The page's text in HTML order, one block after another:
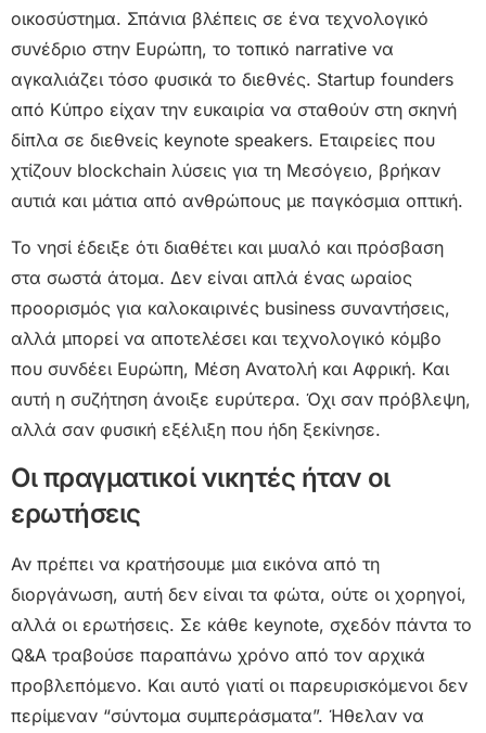
οικοσύστημα. Σπάνια βλέπεις σε ένα τεχνολογικό
συνέδριο στην Ευρώπη, το τοπικό narrative να
αγκαλιάζει τόσο φυσικά το διεθνές. Startup founders
από Κύπρο είχαν την ευκαιρία να σταθούν στη σκηνή
δίπλα σε διεθνείς keynote speakers. Εταιρείες που
χτίζουν blockchain λύσεις για τη Μεσόγειο, βρήκαν
αυτιά και μάτια από ανθρώπους με παγκόσμια οπτική.
Το νησί έδειξε ότι διαθέτει και μυαλό και πρόσβαση
στα σωστά άτομα. Δεν είναι απλά ένας ωραίος
προορισμός για καλοκαιρινές business συναντήσεις,
αλλά μπορεί να αποτελέσει και τεχνολογικό κόμβο
που συνδέει Ευρώπη, Μέση Ανατολή και Αφρική. Και
αυτή η συζήτηση άνοιξε ευρύτερα. Όχι σαν πρόβλεψη,
αλλά σαν φυσική εξέλιξη που ήδη ξεκίνησε.
Οι πραγματικοί νικητές ήταν οι
ερωτήσεις
Αν πρέπει να κρατήσουμε μια εικόνα από τη
διοργάνωση, αυτή δεν είναι τα φώτα, ούτε οι χορηγοί,
αλλά οι ερωτήσεις. Σε κάθε keynote, σχεδόν πάντα το
Q&A τραβούσε παραπάνω χρόνο από τον αρχικά
προβλεπόμενο. Και αυτό γιατί οι παρευρισκόμενοι δεν
περίμεναν “σύντομα συμπεράσματα”. Ήθελαν να